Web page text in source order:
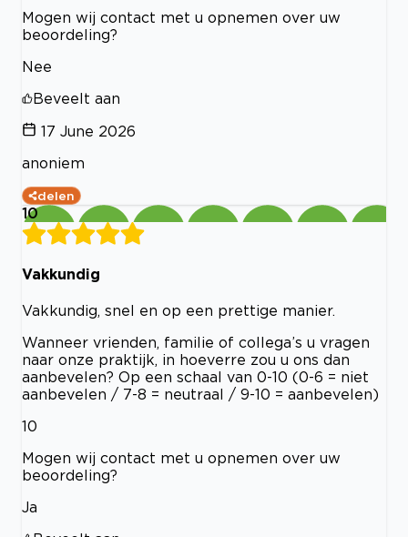
Mogen wij contact met u opnemen over uw
beoordeling?
Nee
Beveelt aan
17 June 2026
anoniem
delen
10
Vakkundig
Vakkundig, snel en op een prettige manier.
Wanneer vrienden, familie of collega’s u vragen
naar onze praktijk, in hoeverre zou u ons dan
aanbevelen? Op een schaal van 0-10 (0-6 = niet
aanbevelen / 7-8 = neutraal / 9-10 = aanbevelen)
10
Mogen wij contact met u opnemen over uw
beoordeling?
Ja